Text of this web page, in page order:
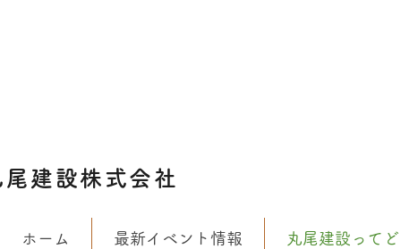
尾建設株式会社
ホーム 最新イベント情報 丸尾建設って